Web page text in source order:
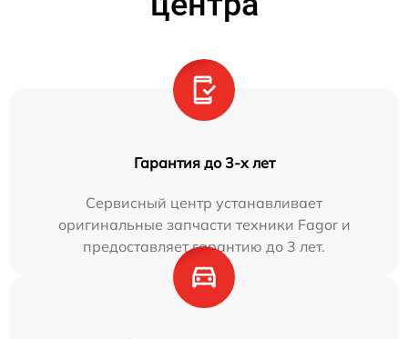
Гарантия до 3-х лет
Сервисный центр устанавливает
оригинальные запчасти техники Fagor и
предоставляет гарантию до 3 лет.